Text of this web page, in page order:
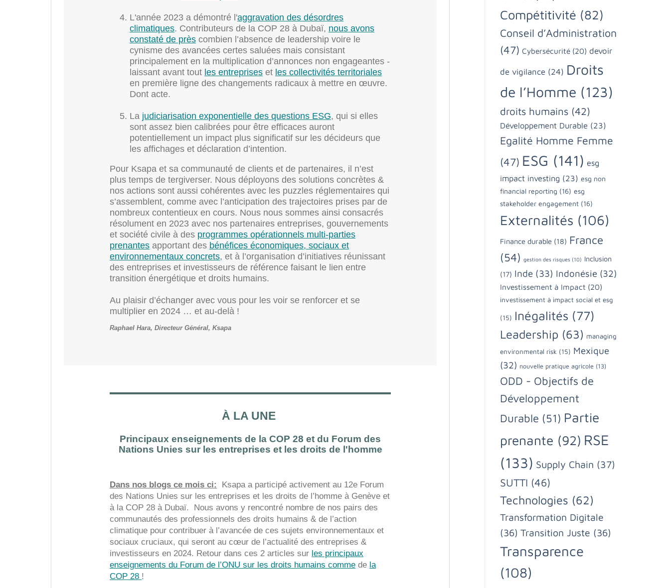
Compétitivité (82)
Conseil d’Administration
(47) Cybersécurité (20) devoir
de vigilance (24) Droits
de l’Homme (123)
droits humains (42)
Développement Durable (23)
Egalité Homme Femme
(47) ESG (141) esg
impact investing (23) esg non
financial reporting (16) esg
stakeholder engagement (16)
Externalités (106)
Finance durable (18) France
(54) gestion des risques (10) Inclusion
(17) Inde (33) Indonésie (32)
Investissement à Impact (20)
investissement à impact social et esg
(15) Inégalités (77)
Leadership (63) managing
environmental risk (15) Mexique
(32) nouvelle pratique agricole (13)
ODD - Objectifs de
Développement
Durable (51) Partie
prenante (92) RSE
(133) Supply Chain (37)
SUTTI (46)
Technologies (62)
Transformation Digitale
(36) Transition Juste (36)
Transparence
(108)